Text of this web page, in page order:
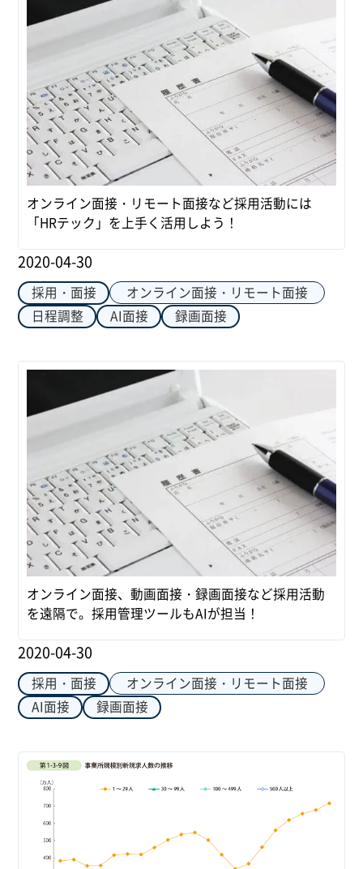
オンライン面接・リモート面接など採用活動には
「HRテック」を上手く活用しよう！
2020-04-30
採用・面接
オンライン面接・リモート面接
日程調整
AI面接 録画面接
オンライン面接、動画面接・録画面接など採用活動
を遠隔で。採用管理ツールもAIが担当！
2020-04-30
採用・面接
オンライン面接・リモート面接
AI面接
録画面接